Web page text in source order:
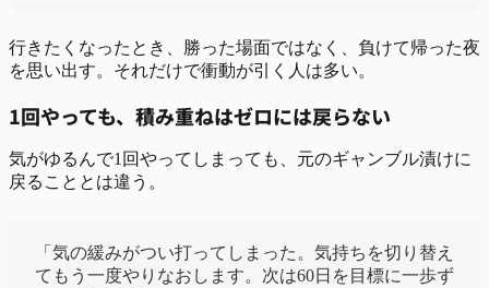
行きたくなったとき、勝った場面ではなく、負けて帰った夜
を思い出す。それだけで衝動が引く人は多い。
1回やっても、積み重ねはゼロには戻らない
気がゆるんで1回やってしまっても、元のギャンブル漬けに
戻ることとは違う。
「気の緩みがつい打ってしまった。気持ちを切り替え
てもう一度やりなおします。次は60日を目標に一歩ず